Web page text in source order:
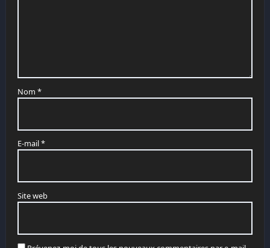
Nom *
E-mail*
Site web